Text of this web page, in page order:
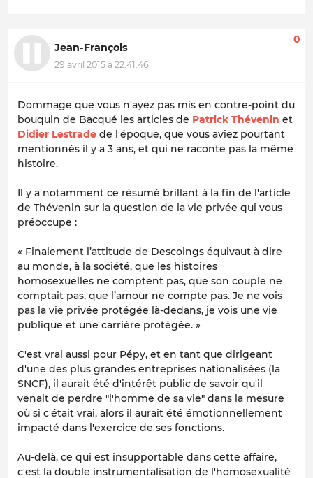
Jean-François
29 avril 2015 à 22:41:46
0
Dommage que vous n'ayez pas mis en contre-point du
bouquin de Bacqué les articles de Patrick Thévenin et
Didier Lestrade de l'époque, que vous aviez pourtant
mentionnés il y a 3 ans, et qui ne raconte pas la même
histoire.
Il y a notamment ce résumé brillant à la fin de l'article
de Thévenin sur la question de la vie privée qui vous
préoccupe :
« Finalement l’attitude de Descoings équivaut à dire
au monde, à la société, que les histoires
homosexuelles ne comptent pas, que son couple ne
comptait pas, que l’amour ne compte pas. Je ne vois
pas la vie privée protégée là-dedans, je vois une vie
publique et une carrière protégée. »
C'est vrai aussi pour Pépy, et en tant que dirigeant
d'une des plus grandes entreprises nationalisées (la
SNCF), il aurait été d'intérêt public de savoir qu'il
venait de perdre "l'homme de sa vie" dans la mesure
où si c'était vrai, alors il aurait été émotionnellement
impacté dans l'exercice de ses fonctions.
Au-delà, ce qui est insupportable dans cette affaire,
c'est la double instrumentalisation de l'homosexualité